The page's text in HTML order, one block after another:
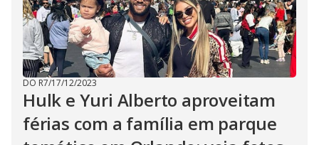
DO R7/17/12/2023
Hulk e Yuri Alberto aproveitam
férias com a família em parque